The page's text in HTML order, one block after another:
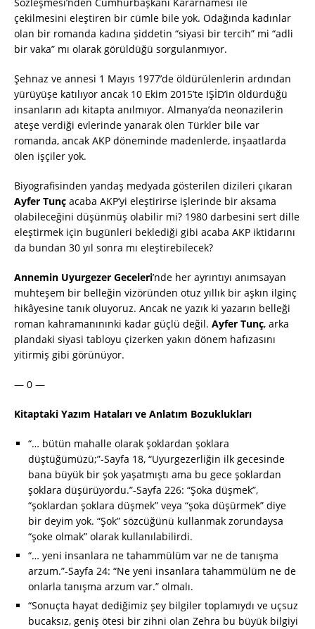
çekilmesini eleştiren bir cümle bile yok. Odağında kadınlar
olan bir romanda kadına şiddetin “siyasi bir tercih” mi “adli
bir vaka” mı olarak görüldüğü sorgulanmıyor.
Şehnaz ve annesi 1 Mayıs 1977’de öldürülenlerin ardından
yürüyüşe katılıyor ancak 10 Ekim 2015’te IŞİD’in öldürdüğü
insanların adı kitapta anılmıyor. Almanya’da neonazilerin
ateşe verdiği evlerinde yanarak ölen Türkler bile var
romanda, ancak AKP döneminde madenlerde, inşaatlarda
ölen işçiler yok.
Biyografisinden yandaş medyada gösterilen dizileri çıkaran
Ayfer Tunç acaba AKP’yi eleştirirse işlerinde bir aksama
olabileceğini düşünmüş olabilir mi? 1980 darbesini sert dille
eleştirmek için bugünleri beklediği gibi acaba AKP iktidarını
da bundan 30 yıl sonra mı eleştirebilecek?
Annemin Uyurgezer Geceleri’nde her ayrıntıyı anımsayan
muhteşem bir belleğin vizöründen otuz yıllık bir aşkın ilginç
hikâyesine tanık oluyoruz. Ancak ne yazık ki yazarın belleği
roman kahramanınınki kadar güçlü değil. Ayfer Tunç, arka
plandaki siyasi tabloyu çizerken yakın dönem hafızasını
yitirmiş gibi görünüyor.
— 0 —
Kitaptaki Yazım Hataları ve Anlatım Bozuklukları
“… bütün mahalle olarak şoklardan şoklara
düştüğümüzü;”-Sayfa 18, “Uyurgezerliğin ilk gecesinde
bana büyük bir şok yaşatmıştı ama bu gece şoklardan
şoklara düşürüyordu.”-Sayfa 226: “Şoka düşmek”,
“şoklardan şoklara düşmek” veya “şoka düşürmek” diye
bir deyim yok. “Şok” sözcüğünü kullanmak zorundaysa
“şoke olmak” olarak kullanılabilirdi.
“… yeni insanlara ne tahammülüm var ne de tanışma
arzum.”-Sayfa 24: “Ne yeni insanlara tahammülüm ne de
onlarla tanışma arzum var.” olmalı.
“Sonuçta hayat dediğimiz şey bilgiler toplamıydı ve uçsuz
bucaksız, geniş ötesi bir zihni olan Zehra bu büyük bilgiyi